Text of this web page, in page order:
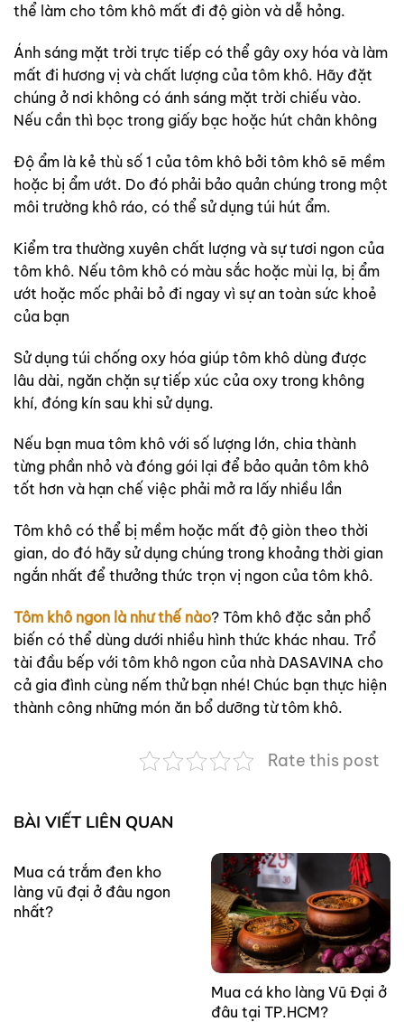
thể làm cho tôm khô mất đi độ giòn và dễ hỏng.
Ánh sáng mặt trời trực tiếp có thể gây oxy hóa và làm
mất đi hương vị và chất lượng của tôm khô. Hãy đặt
chúng ở nơi không có ánh sáng mặt trời chiếu vào.
Nếu cần thì bọc trong giấy bạc hoặc hút chân không
Độ ẩm là kẻ thù số 1 của tôm khô bởi tôm khô sẽ mềm
hoặc bị ẩm ướt. Do đó phải bảo quản chúng trong một
môi trường khô ráo, có thể sử dụng túi hút ẩm.
Kiểm tra thường xuyên chất lượng và sự tươi ngon của
tôm khô. Nếu tôm khô có màu sắc hoặc mùi lạ, bị ẩm
ướt hoặc mốc phải bỏ đi ngay vì sự an toàn sức khoẻ
của bạn
Sử dụng túi chống oxy hóa giúp tôm khô dùng được
lâu dài, ngăn chặn sự tiếp xúc của oxy trong không
khí, đóng kín sau khi sử dụng.
Nếu bạn mua tôm khô với số lượng lớn, chia thành
từng phần nhỏ và đóng gói lại để bảo quản tôm khô
tốt hơn và hạn chế việc phải mở ra lấy nhiều lần
Tôm khô có thể bị mềm hoặc mất độ giòn theo thời
gian, do đó hãy sử dụng chúng trong khoảng thời gian
ngắn nhất để thưởng thức trọn vị ngon của tôm khô.
Tôm khô ngon là như thế nào? Tôm khô đặc sản phổ
biến có thể dùng dưới nhiều hình thức khác nhau. Trổ
tài đầu bếp với tôm khô ngon của nhà DASAVINA cho
cả gia đình cùng nếm thử bạn nhé! Chúc bạn thực hiện
thành công những món ăn bổ dưỡng từ tôm khô.
Rate this post
BÀI VIẾT LIÊN QUAN
Mua cá trắm đen kho
làng vũ đại ở đâu ngon
nhất?
Mua cá kho làng Vũ Đại ở
đâu tại TP.HCM?